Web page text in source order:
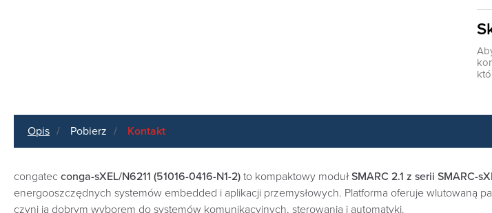
Opis Pobierz Kontakt
congatec conga-sXEL/N6211 (51016-0416-N1-2) to kompaktowy modułSMARC 2.1 z serii SMARC-
energooszczędnych systemów embedded i aplikacji przemysłowych. Platforma oferuje wlutowaną
czyni ją dobrym wyborem do systemów komunikacyjnych, sterowania i automatyki.